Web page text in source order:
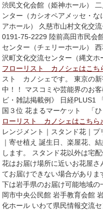
渋民文化会館（姫神ホール）
ンター（カシオペアメッセ・
アホール） 久慈市山村文化交
0191-75-2229 陸前高田市民会
センター（チェリーホール）
沢町文化交流センター（縄文ホ
フローリスト カノシェはこち
スト カノシェです。 東京の
中！！ マスコミや芸能界のお
ビ・雑誌掲載例》 日経PLUS1
国３位 花まるマーケット 「ひ
ローリスト カノシェはこちら♪
レンジメント｜スタンド花｜
｜寄せ植え 誕生日、楽屋花、
します。 スタンド花以外は宅
花はお届け場所に近いお花屋
てお届けできない場合があり
下は岩手県のお届け可能地域
岡市中央公民館 岩手教育会館
化ホール いわて県民情報交流